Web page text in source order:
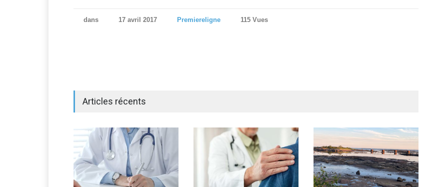
dans 17 avril 2017 Premiereligne 115 Vues
Articles récents